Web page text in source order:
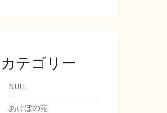
カテゴリー
NULL
あけぼの苑